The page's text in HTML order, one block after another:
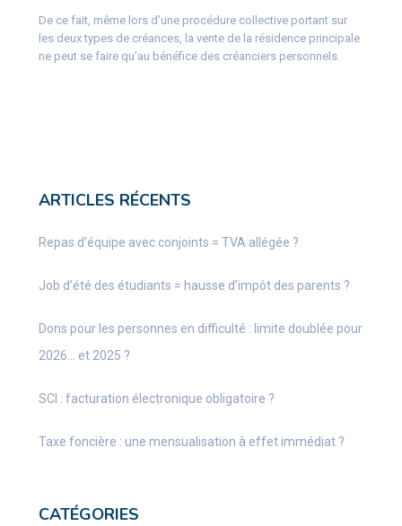
De ce fait, même lors d’une procédure collective portant sur
les deux types de créances, la vente de la résidence principale
ne peut se faire qu’au bénéfice des créanciers personnels.
ARTICLES RÉCENTS
Repas d’équipe avec conjoints = TVA allégée ?
Job d’été des étudiants = hausse d’impôt des parents ?
Dons pour les personnes en difficulté : limite doublée pour
2026… et 2025 ?
SCI : facturation électronique obligatoire ?
Taxe foncière : une mensualisation à effet immédiat ?
CATÉGORIES